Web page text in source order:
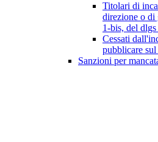
Titolari di
direzione o di
1-bis, del
Cessati
pubblicare
Sanzioni per